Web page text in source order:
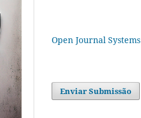
Open Journal Systems
Enviar Submissão